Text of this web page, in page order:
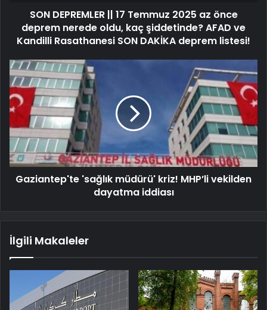
SON DEPREMLER || 17 Temmuz 2025 az önce
deprem nerede oldu, kaç şiddetinde? AFAD ve
Kandilli Rasathanesi SON DAKİKA deprem listesi!
Gaziantep'te 'sağlık müdürü' kriz! MHP’li vekilden
dayatma iddiası
İlgili Makaleler